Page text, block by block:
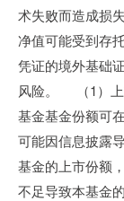
术失败而造成损
净值可能受到存
凭证的境外基础
风险。 （1）
基金基金份额可
可能因信息披露
基金的上市份额
不足导致本基金